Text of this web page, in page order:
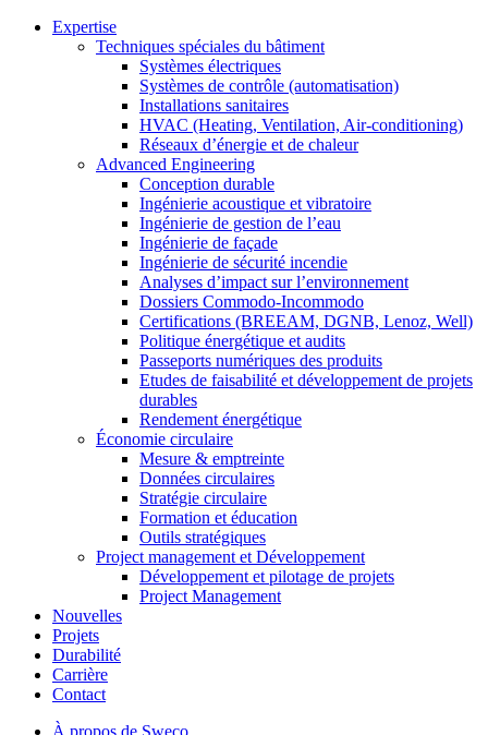
Expertise
Techniques spéciales du bâtiment
Systèmes électriques
Systèmes de contrôle (automatisation)
Installations sanitaires
HVAC (Heating, Ventilation, Air-conditioning)
Réseaux d’énergie et de chaleur
Advanced Engineering
Conception durable
Ingénierie acoustique et vibratoire
Ingénierie de gestion de l’eau
Ingénierie de façade
Ingénierie de sécurité incendie
Analyses d’impact sur l’environnement
Dossiers Commodo-Incommodo
Certifications (BREEAM, DGNB, Lenoz, Well)
Politique énergétique et audits
Passeports numériques des produits
Etudes de faisabilité et développement de projets
durables
Rendement énergétique
Économie circulaire
Mesure & emptreinte
Données circulaires
Stratégie circulaire
Formation et éducation
Outils stratégiques
Project management et Développement
Développement et pilotage de projets
Project Management
Nouvelles
Projets
Durabilité
Carrière
Contact
À propos de Sweco